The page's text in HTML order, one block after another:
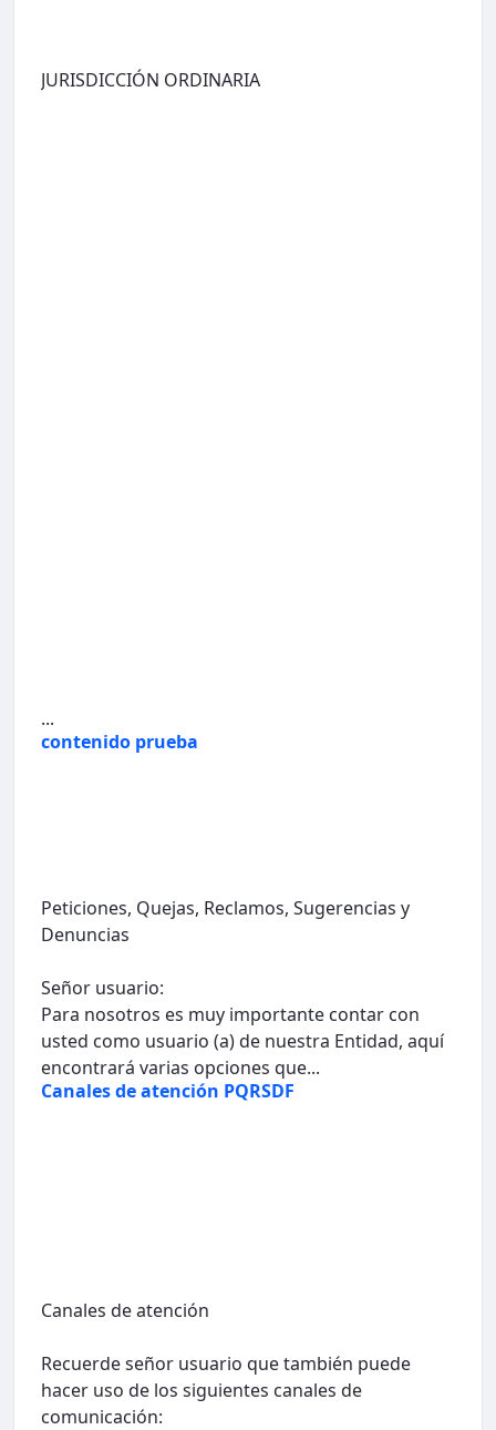
JURISDICCIÓN ORDINARIA
...
contenido prueba
Peticiones, Quejas, Reclamos, Sugerencias y
Denuncias
Señor usuario:
Para nosotros es muy importante contar con
usted como usuario (a) de nuestra Entidad, aquí
encontrará varias opciones que...
Canales de atención PQRSDF
Canales de atención
Recuerde señor usuario que también puede
hacer uso de los siguientes canales de
comunicación: